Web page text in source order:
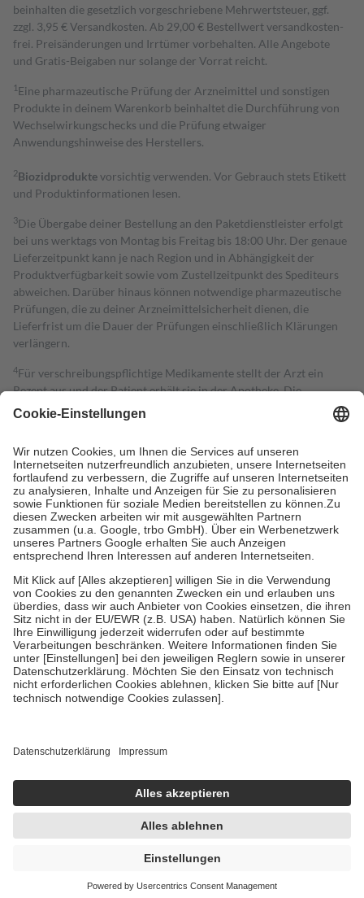
beinhalten die gesetzlich vorgeschriebene Mehrwertsteuer, ggf.
zzgl. 3,95 € Versandkosten. Ab 29,00 € Bestell­wert versand­kosten­
frei. Preisänderungen und Irrtümer vorbehalten. Alle Angebote
und Gratis-Beigaben nur solange der Vorrat reicht.
1 Eine pharmazeutische Prüfung der Arzneimittel und sonstigen
Produkte in deinem Warenkorb beinhaltet die Durchführung von
Wechselwirkungschecks und die Prüfung etwaiger
Anwendungshinweise des Herstellers.
2Biozidproduktevorsichtig verwenden. Vor Gebrauch stets Etikett
und Produktinformationen lesen.
3Die Übergabe deiner Bestellung an den Paketdienstleister erfolgt
bei uns werktags von Montag bis Freitag bis 18:00 Uhr. Der genaue
Lieferzeitpunkt kann je nach Region und in Abhängigkeit der
Produktverfügbarkeit sowie vom Zustellzeitpunkt des Spediteurs
abweichen. Darüber hinaus können notwendige pharmazeutische
Prüfungen, die zu deiner Arzneimittelsicherheit dienen, die
Lieferfrist um die Dauer der Prüfungen einschließlich Klärungen
verlängern.
4Für verschreibungspflichtige Medikamente stellt der Arzt ein
Rezept aus und der Patient erhält sie in der Apotheke. Die
gesetzliche Krankenversicherung übernimmt in der Regel die
Kosten dafür, der Versicherte trägt einen Teil davon als Zuzahlung
Grundsätzlich leisten Mitglieder Zuzahlungen in Höhe von zehn
Prozent des Abgabepreises,mindestens jedochfünf Euround
höchstens zehn Euro.Es sind jedoch nie mehr als die tatsächlichen
Kosten der Leistung zu entrichten.
Diese Regeln gelten grundsätzlich auch für Online-Apotheken.
Bei Heilmitteln und häuslicher Krankenpflege beträgt die
Zuzahlung zehn Prozent der Kosten sowie zehn Euro je
Verordnung.
Um das Engagement der Versicherten für ihre eigene Gesundheit zu
stärken und die besondere Stellung der Familie zu unterstützen,
fallenkeine Zuzahlungenan bei:
• Kindern und Jugendlichen bis zum vollendeten 18. Lebensjahr
mit Ausnahme der Fahrkosten
• Untersuchungen zur Vorsorge und Früherkennung, die von der
GKV getragen werden
Einholung von Bewertungen. Trusted Shops hat Maßnahmen
getroffen, um sicherzustellen, dass es sich um echte Bewertungen
handelt. Mehr Informationen findest du hier:
https://help.etrusted.com/hc/de/articles/4419944605341